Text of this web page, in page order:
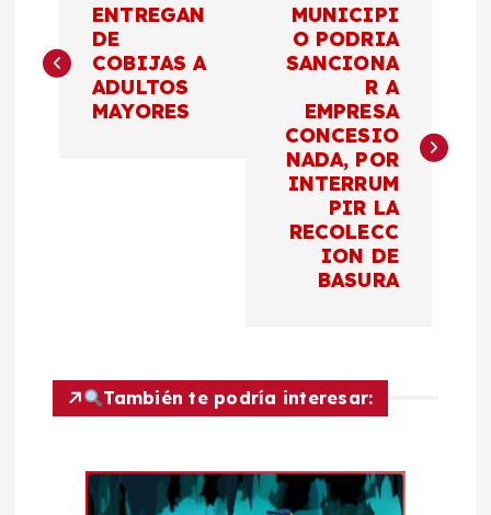
a
ó
ENTREGAN
DE
COBIJAS A
ADULTOS
MAYORES
MUNICIPI
O PODRIA
SANCIONA
R A
EMPRESA
CONCESIO
NADA, POR
INTERRUM
PIR LA
RECOLECC
ION DE
BASURA
También te podría interesar: